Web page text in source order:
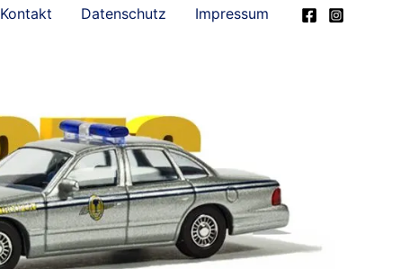
Kontakt Datenschutz Impressum